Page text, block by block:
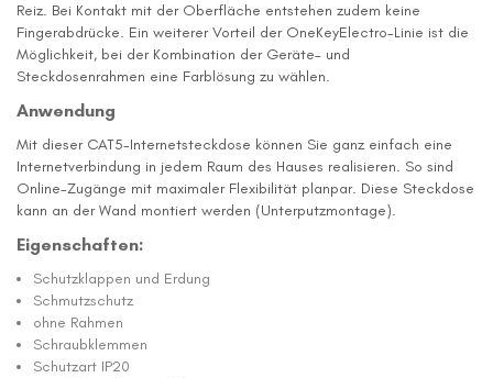
Reiz. Bei Kontakt mit der Oberfläche entstehen zudem keine
Fingerabdrücke. Ein weiterer Vorteil der OneKeyElectro-Linie ist die
Möglichkeit, bei der Kombination der Geräte- und
Steckdosenrahmen eine Farblösung zu wählen.
Anwendung
Mit dieser CAT5-Internetsteckdose können Sie ganz einfach eine
Internetverbindung in jedem Raum des Hauses realisieren. So sind
Online-Zugänge mit maximaler Flexibilität planpar. Diese Steckdose
kann an der Wand montiert werden (Unterputzmontage).
Eigenschaften:
Schutzklappen und Erdung
Schmutzschutz
ohne Rahmen
Schraubklemmen
Schutzart IP20